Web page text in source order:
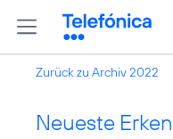
Zurück zu Archiv 2022
Neueste